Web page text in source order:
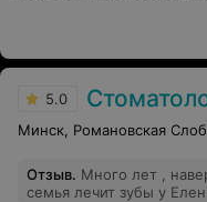
5.0
Минск, Романовская
Отзыв. Много лет ,
семья лечит зубы у